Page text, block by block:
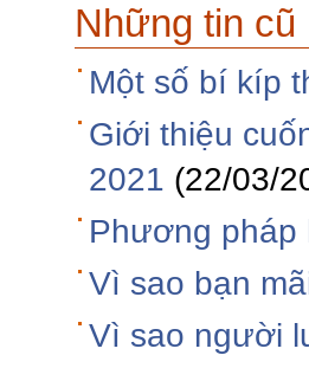
Những tin cũ
Một số bí kíp
Giới thiệu
2021 (22/03/
Phương pháp
Vì sao bạn
Vì sao người